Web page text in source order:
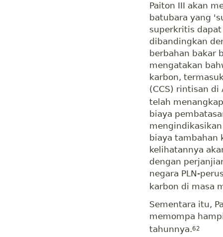
Paiton III akan
batubara yang
superkritis
dibandingkan
berbahan bakar
mengatakan
karbon,
(CCS) rintisan
telah
biaya
biaya tambahan
kelihatannya
dengan
negara PLN-
karbon di masa
Sementara itu,
memompa
tahunnya.62